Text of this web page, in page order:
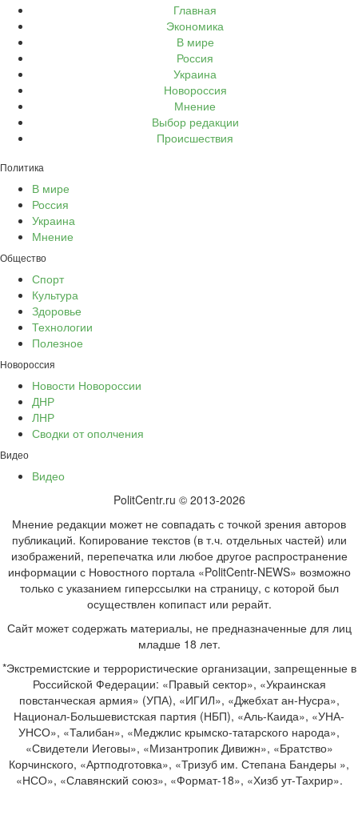
Главная
Экономика
В мире
Россия
Украина
Новороссия
Мнение
Выбор редакции
Происшествия
Политика
В мире
Россия
Украина
Мнение
Общество
Спорт
Культура
Здоровье
Технологии
Полезное
Новороссия
Новости Новороссии
ДНР
ЛНР
Сводки от ополчения
Видео
Видео
PolitCentr.ru © 2013-2026
Мнение редакции может не совпадать с точкой зрения авторов
публикаций. Копирование текстов (в т.ч. отдельных частей) или
изображений, перепечатка или любое другое распространение
информации с Новостного портала «PolitCentr-NEWS» возможно
только с указанием гиперссылки на страницу, с которой был
осуществлен копипаст или рерайт.
Сайт может содержать материалы, не предназначенные для лиц
младше 18 лет.
*Экстремистские и террористические организации, запрещенные в
Российской Федерации: «Правый сектор», «Украинская
повстанческая армия» (УПА), «ИГИЛ», «Джебхат ан-Нусра»,
Национал-Большевистская партия (НБП), «Аль-Каида», «УНА-
УНСО», «Талибан», «Меджлис крымско-татарского народа»,
«Свидетели Иеговы», «Мизантропик Дивижн», «Братство»
Корчинского, «Артподготовка», «Тризуб им. Степана Бандеры »,
«НСО», «Славянский союз», «Формат-18», «Хизб ут-Тахрир».